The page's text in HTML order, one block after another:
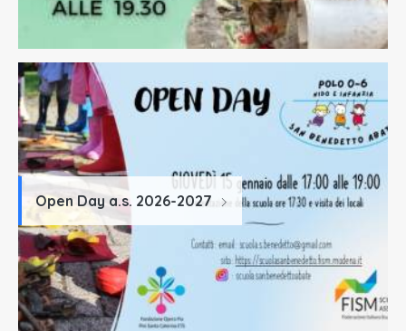
Open Day a.s. 2026-2027